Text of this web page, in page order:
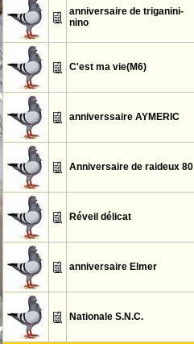
anniversaire de triganini-
nino
C'est ma vie(M6)
anniverssaire AYMERIC
Anniversaire de raideux 80
Réveil délicat
anniversaire Elmer
Nationale S.N.C.